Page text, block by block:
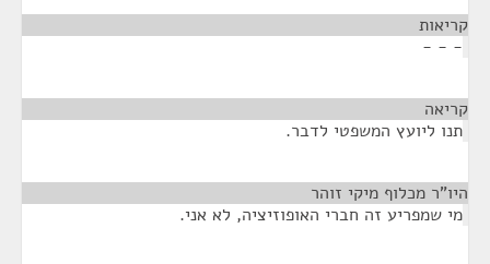
קריאות
- - -
קריאה
תנו ליועץ המשפטי לדבר.
היו"ר מכלוף מיקי זוהר
מי שמפריע זה חברי האופוזיציה, לא אני.